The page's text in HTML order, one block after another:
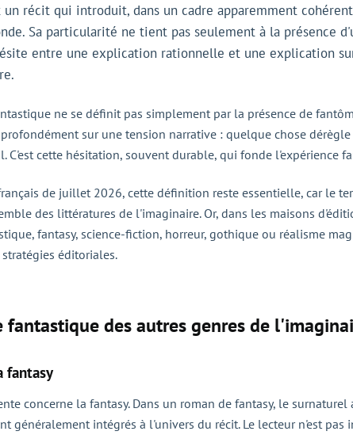
un récit qui introduit, dans un cadre apparemment
Sa particularité ne tient pas seulement à la présence
entre une explication rationnelle et une explication
ne se définit pas simplement par la présence de
sur une tension narrative : quelque chose
C'est cette hésitation, souvent durable, qui fonde l'expérience
de juillet 2026, cette définition reste essentielle, car le
des littératures de l'imaginaire. Or, dans les maisons
fantasy, science-fiction, horreur, gothique ou réalisme
éditoriales.
fantastique des autres genres de
fantasy
concerne la fantasy. Dans un roman de fantasy, le
généralement intégrés à l'univers du récit. Le lecteur n'est